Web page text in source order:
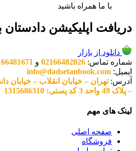
با ما همراه باشید
دریافت اپلیکیشن دادستان
دانلود از بازار
شماره تماس: 02166482026 و
ایمیل: info@dadsetanbook.com
آدرس:تهران – خیابان انقلاب – خیابان
– پلاک 49 واحد 3 کد پستی: 1315686310
لینک های مهم
صفحه اصلی
فروشگاه